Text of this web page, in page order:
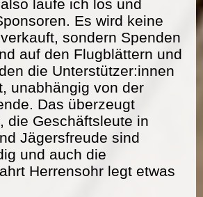
laufe ich los und
Es wird keine
sondern Spenden
auf den Flugblättern und
die Unterstützer:innen
unabhängig von der
Das überzeugt
die Geschäftsleute in
Jägersfreude sind
und auch die
Herrensohr legt etwas